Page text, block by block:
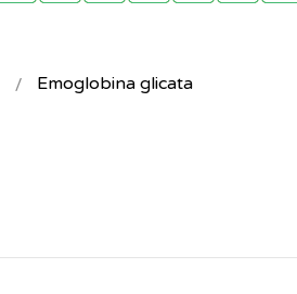
Emoglobina glicata